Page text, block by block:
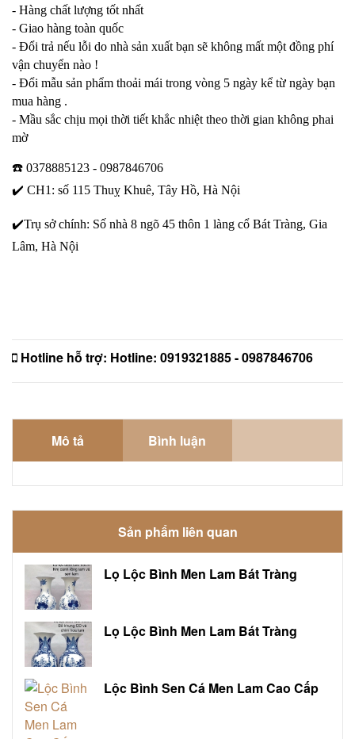
- Hàng chất lượng tốt nhất
- Giao hàng toàn quốc
- Đổi trả nếu lỗi do nhà sản xuất bạn sẽ không mất một đồng phí
vận chuyển nào !
- Đổi mẫu sản phẩm thoải mái trong vòng 5 ngày kể từ ngày bạn
mua hàng .
- Mầu sắc chịu mọi thời tiết khắc nhiệt theo thời gian không phai
mờ
☎️ 0378885123 - 0987846706
✔️ CH1: số 115 Thuỵ Khuê, Tây Hồ, Hà Nội
✔️Trụ sở chính: Số nhà 8 ngõ 45 thôn 1 làng cổ Bát Tràng, Gia
Lâm, Hà Nội
Hotline hỗ trợ: Hotline: 0919321885 - 0987846706
Mô tả Bình luận
Sản phẩm liên quan
Lọ Lộc Bình Men Lam Bát Tràng
Lọ Lộc Bình Men Lam Bát Tràng
Lộc Bình Sen Cá Men Lam Cao Cấp